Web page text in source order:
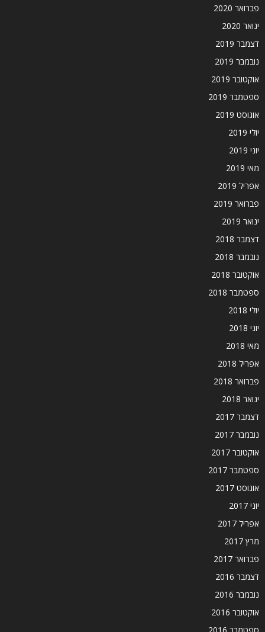
פברואר 2020
ינואר 2020
דצמבר 2019
נובמבר 2019
אוקטובר 2019
ספטמבר 2019
אוגוסט 2019
יולי 2019
יוני 2019
מאי 2019
אפריל 2019
פברואר 2019
ינואר 2019
דצמבר 2018
נובמבר 2018
אוקטובר 2018
ספטמבר 2018
יולי 2018
יוני 2018
מאי 2018
אפריל 2018
פברואר 2018
ינואר 2018
דצמבר 2017
נובמבר 2017
אוקטובר 2017
ספטמבר 2017
אוגוסט 2017
יוני 2017
אפריל 2017
מרץ 2017
פברואר 2017
דצמבר 2016
נובמבר 2016
אוקטובר 2016